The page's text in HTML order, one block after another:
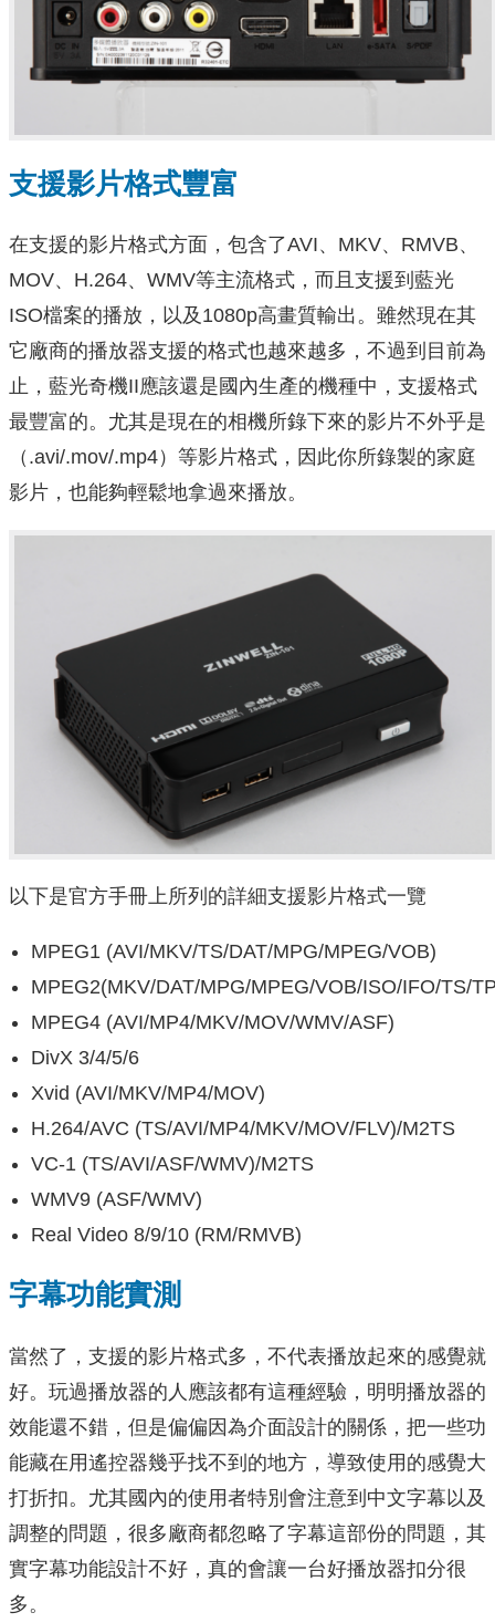
支援影片格式豐富
在支援的影片格式方面，包含了AVI、MKV、RMVB、
MOV、H.264、WMV等主流格式，而且支援到藍光
ISO檔案的播放，以及1080p高畫質輸出。雖然現在其
它廠商的播放器支援的格式也越來越多，不過到目前為
止， 藍光奇機II應該還是國內生產的機種中，支援格式
最豐富的。尤其是現在的相機所錄下來的影片不外乎是
（.avi/.mov/.mp4）等影片格式，因此你所錄製的家庭
影片，也能夠輕鬆地拿過來播放。
以下是官方手冊上所列的詳細支援影片格式一覽
MPEG1 (AVI/MKV/TS/DAT/MPG/MPEG/VOB)
MPEG2(MKV/DAT/MPG/MPEG/VOB/ISO/IFO/TS/
MPEG4 (AVI/MP4/MKV/MOV/WMV/ASF)
DivX 3/4/5/6
Xvid (AVI/MKV/MP4/MOV)
H.264/AVC (TS/AVI/MP4/MKV/MOV/FLV)/M2TS
VC-1 (TS/AVI/ASF/WMV)/M2TS
WMV9 (ASF/WMV)
Real Video 8/9/10 (RM/RMVB)
字幕功能實測
當然了，支援的影片格式多，不代表播放起來的感覺就
好。玩過播放器的人應該都有這種經驗，明明播放器的
效能還不錯，但是偏偏因為介面設計的關係，把一些功
能藏在用遙控器幾乎找不到的地方，導致使用的感覺大
打折扣。尤其國內的使用者特別會注意到中文字幕以及
調整的問題，很多廠商都忽略了字幕這部份的問題，其
實字幕功能設計不好，真的會讓一台好播放器扣分很
多。